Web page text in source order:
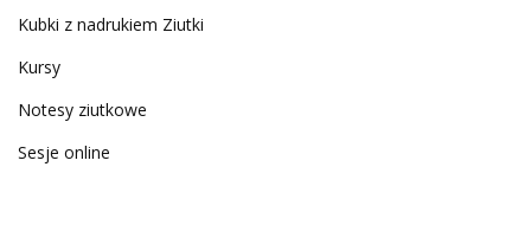
Kubki z nadrukiem Ziutki
Kursy
Notesy ziutkowe
Sesje online